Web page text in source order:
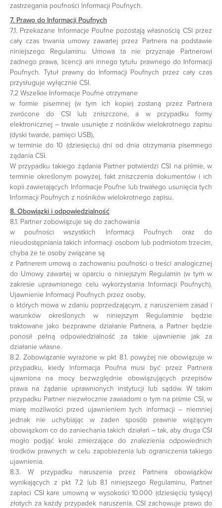
zastrzegania poufności Informacji Poufnych.
7. Prawo do Informacji Poufnych
7.1. Przekazane Informacje Poufne pozostają własnością CSI przez
cały czas trwania umowy zawartej przez Partnera na podstawie
niniejszego Regulaminu. Umowa ta nie przyznaje Partnerowi
żadnego prawa, licencji ani innego tytułu prawnego do Informacji
Poufnych. Tytuł prawny do Informacji Poufnych przez cały czas
przysługuje wyłącznie CSI.
7.2 Wszelkie Informacje Poufne otrzymane
w formie pisemnej (w tym ich kopie) zostaną przez Partnera
zwrócone do CSI lub zniszczone, a w przypadku formy
elektronicznej – trwale usunięte z nośników wielokrotnego zapisu
(dyski twarde, pamięci USB),
w terminie do 10 (dziesięciu) dni od dnia otrzymania pisemnego
żądania CSI.
W przypadku takiego żądania Partner potwierdzi CSI na piśmie, w
terminie określonym powyżej, fakt zniszczenia dokumentów i ich
kopii zawierających Informacje Poufne lub trwałego usunięcia tych
Informacji Poufnych z nośników wielokrotnego zapisu.
8. Obowiązki i odpowiedzialność
8.1. Partner zobowiązuje się do zachowania
w poufności wszystkich Informacji Poufnych oraz do
nieudostępniania takich informacji osobom lub podmiotom trzecim,
chyba że te osoby związane są
z Partnerem umową o zachowaniu poufności o treści analogicznej
do Umowy zawartej w oparciu o niniejszym Regulamin (w tym w
zakresie uprawnionego celu wykorzystania Informacji Poufnych).
Ujawnienie Informacji Poufnych przez osoby,
o których mowa w zdaniu poprzedzającym, z naruszeniem zasad i
warunków określonych w niniejszym Regulaminie będzie
traktowane jako bezprawne działanie Partnera, a Partner będzie
ponosił pełną odpowiedzialność za takie ujawnienie jak za
działanie własne.
8.2. Zobowiązanie wyrażone w pkt 8.1. powyżej nie obowiązuje w
przypadku, kiedy Informacja Poufna musi być przez Partnera
ujawniona na mocy bezwzględnie obowiązujących przepisów
prawa na żądanie uprawnionych instytucji lub sądów. W takim
przypadku Partner niezwłocznie zawiadomi o tym na piśmie CSI, w
miarę możliwości przed ujawnieniem tych informacji – niemniej
jednak nie uchybiając w żaden sposób prawnie wiążącym
obowiązkom co do zaniechania takich działań – tak, aby druga CSI
mogło podjąć kroki zmierzające do znalezienia odpowiednich
środków prawnych w celu zapobieżenia lub ograniczenia takiego
ujawnienia.
8.3. W przypadku naruszenia przez Partnera obowiązków
wynikających z pkt 7.2 lub 8.1 niniejszego Regulaminu, Partner
zapłaci CSI kare umowną w wysokości 10.000 (dziesięciu tysięcy)
złotych za każdy przypadek naruszenia. CSI zachowuje prawo do